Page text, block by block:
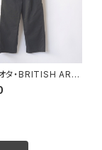
タ・BRITISH ARM